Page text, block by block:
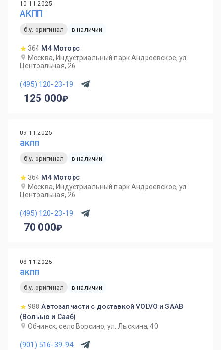
10.11.2025
АКПП
б.у. оригинал в наличии
364 М4 Моторс
Москва, Индустриальный парк Андреевское, ул.
Центральная, 26
(495) 120-23-19
125 000
09.11.2025
акпп
б.у. оригинал в наличии
364 М4 Моторс
Москва, Индустриальный парк Андреевское, ул.
Центральная, 26
(495) 120-23-19
70 000
08.11.2025
акпп
б.у. оригинал в наличии
988 Автозапчасти с доставкой VOLVO и SAAB
(Вольыо и Сааб)
Обнинск, село Ворсино, ул. Лыскина, 40
(901) 516-39-94